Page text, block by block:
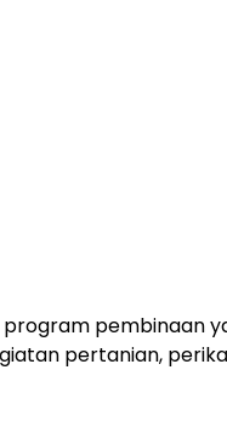
pembinaan
pertanian,